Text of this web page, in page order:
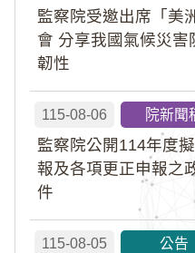
監察院受邀出席「美
會 分享我國氣候災
韌性
115-08-06 院新聞
監察院公開114年度
報及各項更正申報之
件
115-08-05 公告